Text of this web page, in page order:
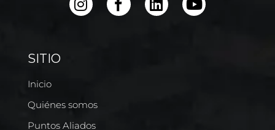
SITIO
Inicio
Quiénes somos
Puntos Aliados